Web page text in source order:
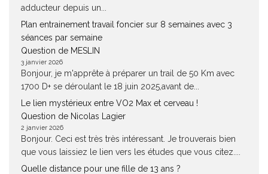
adducteur depuis un...
Plan entrainement travail foncier sur 8 semaines avec 3
séances par semaine
Question de MESLIN
3 janvier 2026
Bonjour, je m'apprête à préparer un trail de 50 Km avec
1700 D+ se déroulant le 18 juin 2025,avant de...
Le lien mystérieux entre VO2 Max et cerveau !
Question de Nicolas Lagier
2 janvier 2026
Bonjour. Ceci est très très intéressant. Je trouverais bien
que vous laissiez le lien vers les études que vous citez....
Quelle distance pour une fille de 13 ans ?